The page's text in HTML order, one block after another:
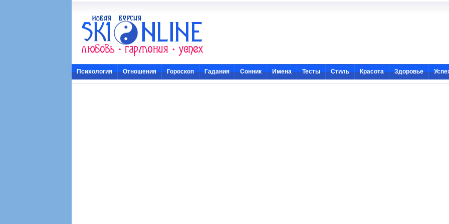
Психология Отношения Гороскоп Гадания Сонник Имена Тесты Стиль Красота Здоровье